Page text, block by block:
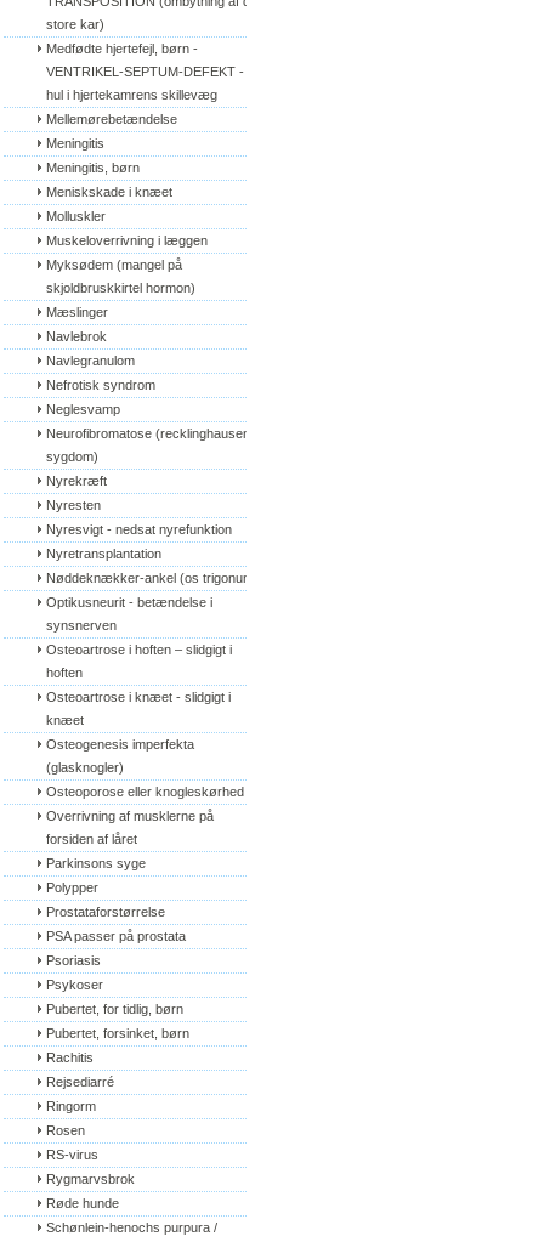
store kar)
Medfødte hjertefejl, børn -
VENTRIKEL-SEPTUM-DEFEKT -
hul i hjertekamrens skillevæg
Mellemørebetændelse
Meningitis
Meningitis, børn
Meniskskade i knæet
Molluskler
Muskeloverrivning i læggen
Myksødem (mangel på
skjoldbruskkirtel hormon)
Mæslinger
Navlebrok
Navlegranulom
Nefrotisk syndrom
Neglesvamp
Neurofibromatose (recklinghausens
sygdom)
Nyrekræft
Nyresten
Nyresvigt - nedsat nyrefunktion
Nyretransplantation
Nøddeknækker-ankel (os trigonum)
Optikusneurit - betændelse i
synsnerven
Osteoartrose i hoften – slidgigt i
hoften
Osteoartrose i knæet - slidgigt i
knæet
Osteogenesis imperfekta
(glasknogler)
Osteoporose eller knogleskørhed
Overrivning af musklerne på
forsiden af låret
Parkinsons syge
Polypper
Prostataforstørrelse
PSA passer på prostata
Psoriasis
Psykoser
Pubertet, for tidlig, børn
Pubertet, forsinket, børn
Rachitis
Rejsediarré
Ringorm
Rosen
RS-virus
Rygmarvsbrok
Røde hunde
Schønlein-henochs purpura /